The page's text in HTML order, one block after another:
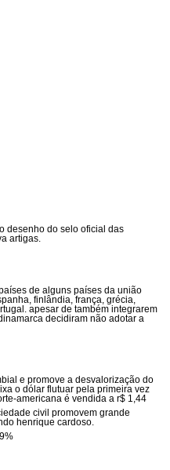
desenho do selo oficial das
artigas.
de alguns países da união
finlândia, frança, grécia,
apesar de também integrarem
decidiram não adotar a
e promove a desvalorização do
o dólar flutuar pela primeira vez
americana é vendida a r$ 1,44
civil promovem grande
henrique cardoso.